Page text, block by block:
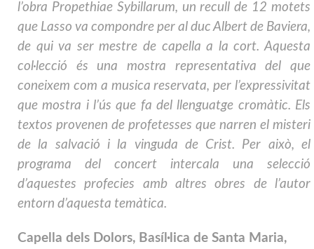
l’obra Propethiae Sybillarum, un recull de 12 motets
que Lasso va compondre per al duc Albert de Baviera,
de qui va ser mestre de capella a la cort. Aquesta
col·lecció és una mostra representativa del que
coneixem com a musica reservata, per l’expressivitat
que mostra i l’ús que fa del llenguatge cromàtic. Els
textos provenen de profetesses que narren el misteri
de la salvació i la vinguda de Crist. Per això, el
programa del concert intercala una selecció
d’aquestes profecies amb altres obres de l’autor
entorn d’aquesta temàtica.
Capella dels Dolors, Basíl·lica de Santa Maria,